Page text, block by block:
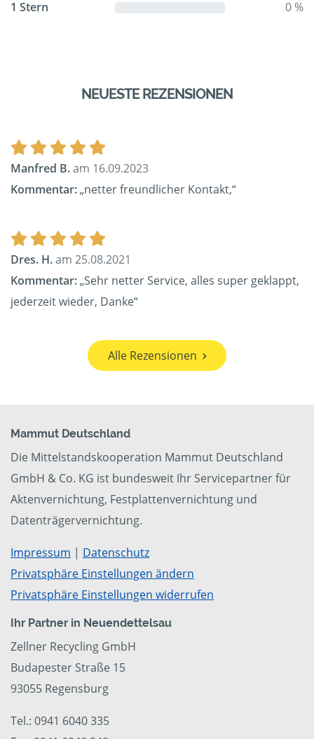
1 Stern
0 %
NEUESTE REZENSIONEN
Manfred B.am 16.09.2023
Kommentar:„netter freundlicher Kontakt,“
Dres. H.am 25.08.2021
Kommentar:„Sehr netter Service, alles super geklappt,
jederzeit wieder, Danke“
Alle Rezensionen
Mammut Deutschland
Die Mittelstandskooperation Mammut Deutschland
GmbH & Co. KG ist bundesweit Ihr Servicepartner für
Aktenvernichtung, Festplattenvernichtung und
Datenträgervernichtung.
Impressum | Datenschutz
Privatsphäre Einstellungen ändern
Privatsphäre Einstellungen widerrufen
Ihr Partner in Neuendettelsau
Zellner Recycling GmbH
Budapester Straße 15
93055 Regensburg
Tel.: 0941 6040 335